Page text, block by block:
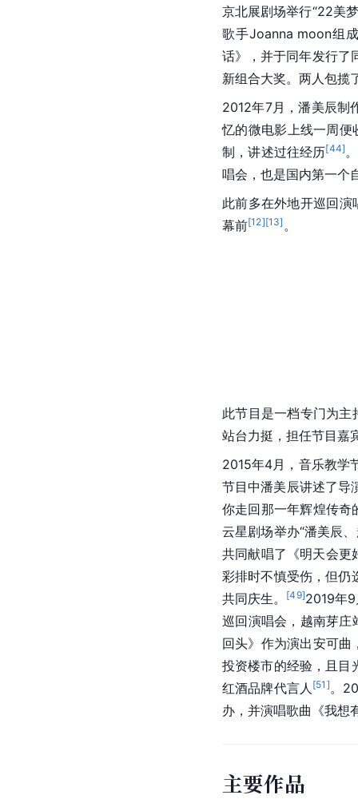
京北展剧场举行“22美
歌手Joanna moon组
话》，并于同年发行了
新组合大奖。两人包揽
2012年7月，潘美辰制
忆的微电影上线一周
制，讲述过往经历[44]
唱会，也是国内第一个
此前多在外地开巡回
幕前[12][13] 。
此节目是一档专门为
站台力挺，担任节目嘉
2015年4月，音乐教学
节目中潘美辰讲述了导
你走回那一年辉煌传奇
云星剧场举办“潘美辰
共同献唱了《明天会更
彩排时不慎受伤，但仍
共同庆生。
[49]2019年
巡回演唱会，越南芽庄
回头》作为演出安可曲
投资楼市的经验，且目
红酒品牌代言人 [51 ]。
办，并演唱歌曲《我想
主要作品